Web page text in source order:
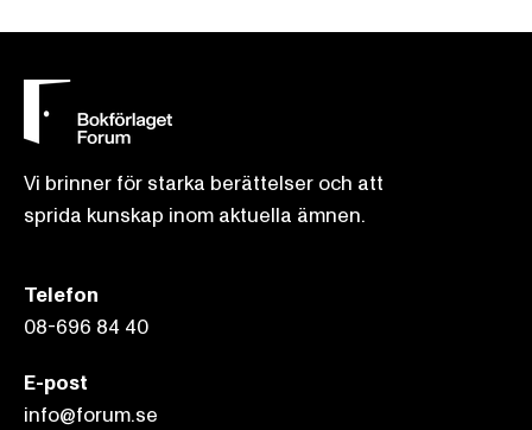
Vi brinner för starka berättelser och att
sprida kunskap inom aktuella ämnen.
Telefon
08-696 84 40
E-post
info@forum.se